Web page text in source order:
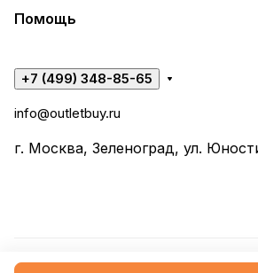
Помощь
+7 (499) 348-85-65
info@outletbuy.ru
г. Москва, Зеленоград, ул.